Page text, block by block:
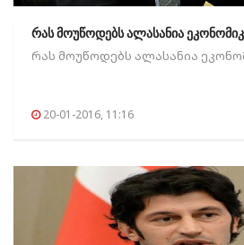
რას მოუწოდებს ალასანია
რას მოუწოდებს ალასანია
20-01-2016, 11:16